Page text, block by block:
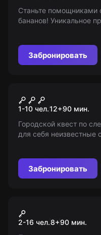
Станьте помощниками
бананов! Уникальное
Забронировать
Герценские
Владимира
1-10 чел.12+90 мин.
Городской квест по
для себя неизвестные
Забронировать
С.Т.А.Л.К.Е.Р.
2-16 чел.8+90 мин.